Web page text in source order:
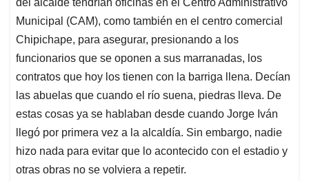
del alcalde tendrían oficinas en el Centro Administrativo
Municipal (CAM), como también en el centro comercial
Chipichape, para asegurar, presionando a los
funcionarios que se oponen a sus marranadas, los
contratos que hoy los tienen con la barriga llena. Decían
las abuelas que cuando el río suena, piedras lleva. De
estas cosas ya se hablaban desde cuando Jorge Iván
llegó por primera vez a la alcaldía. Sin embargo, nadie
hizo nada para evitar que lo acontecido con el estadio y
otras obras no se volviera a repetir.